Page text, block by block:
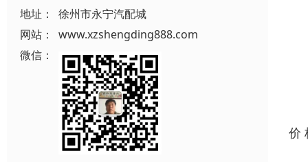
地址：
徐州市永宁汽配城
网站：
www.xzshengding888.com
微信：
价